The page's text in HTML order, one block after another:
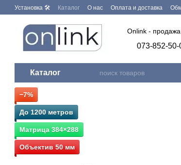
Перейти к основному контенту
Установка 🛠 Каталог О нас Оплата и доставка
Onlink - продажа
073-852-50-
Каталог
−7%
До 1200 метров
Матрица 384×288
Объектив 50 мм